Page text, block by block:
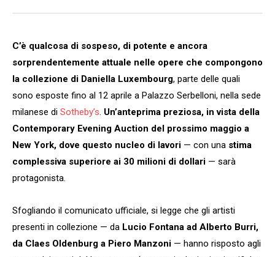
C’è qualcosa di sospeso, di potente e ancora
sorprendentemente attuale nelle opere che compongono
la collezione di Daniella Luxembourg, parte delle quali
sono esposte fino al 12 aprile a Palazzo Serbelloni, nella sede
milanese di Sotheby’s. Un’anteprima preziosa, in vista della
Contemporary Evening Auction del prossimo maggio a
New York, dove questo nucleo di lavori — con una stima
complessiva superiore ai 30 milioni di dollari — sarà
protagonista.
Sfogliando il comunicato ufficiale, si legge che gli artisti
presenti in collezione — da Lucio Fontana ad Alberto Burri,
da Claes Oldenburg a Piero Manzoni — hanno risposto agli